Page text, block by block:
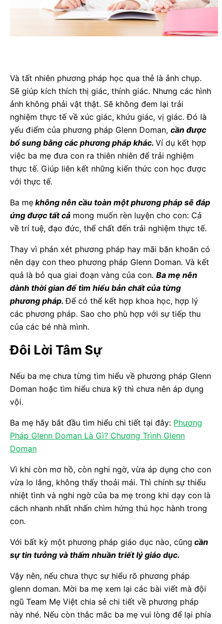
Và tất nhiên phương pháp học qua thẻ là ảnh chụp.
Sẽ giúp kích thích thị giác, thính giác. Nhưng các hình
ảnh không phải vật thật. Sẽ không đem lại trải
nghiệm thực tế về xúc giác, khứu giác, vị giác. Đó là
yếu điểm của phương pháp Glenn Doman, cần được
bổ sung bằng các phương pháp khác. Ví dụ kết hợp
việc ba mẹ đưa con ra thiên nhiên để trải nghiệm
thực tế. Giúp liên kết những kiến thức con học được
với thực tế.
Ba mẹ không nên cầu toàn một phương pháp sẽ đáp
ứng được tất cả mong muốn rèn luyện cho con: Cả
về trí tuệ, đạo đức, thể chất đến trải nghiệm thực tế.
Thay vì phán xét phương pháp hay mãi băn khoăn có
nên dạy con theo phương pháp Glenn Doman. Và kết
quả là bỏ qua giai đoạn vàng của con. Ba mẹ nên
dành thời gian để tìm hiểu bản chất của từng
phương pháp.Để có thể kết hợp khoa học, hợp lý
các phương pháp. Sao cho phù hợp với sự tiếp thu
của các bé nhà mình.
Đôi Lời Tâm Sự
Nếu ba mẹ chưa từng tìm hiểu về phương pháp Glenn
Doman hoặc tìm hiểu chưa kỹ thì chưa nên áp dụng
vội.
Ba mẹ hãy bắt đầu tìm hiểu chi tiết tại đây: Phương
Pháp Glenn Doman Là Gì? Chương Trình Glenn
Doman
Vì khi còn mơ hồ, còn nghi ngờ, vừa áp dụng cho con
vừa lo lắng, không thấy thoải mái. Thì chính sự thiếu
nhiệt tình và nghi ngờ của ba mẹ trong khi dạy con là
cách nhanh nhất nhấn chìm hứng thú học hành trong
con.
Với bất kỳ một phương pháp giáo dục nào, cũng cần
sự tin tưởng và thấm nhuần triết lý giáo dục.
Vậy nên, nếu chưa thực sự hiểu rõ phương pháp
glenn doman. Mời ba mẹ xem lại các bài viết mà đội
ngũ Team Mẹ Việt chia sẻ chi tiết về phương pháp
này nhé. Nếu còn thắc mắc ba mẹ vui lòng để lại phía